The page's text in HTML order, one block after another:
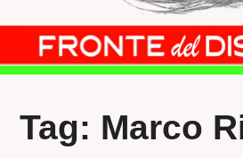
Tag: Marco